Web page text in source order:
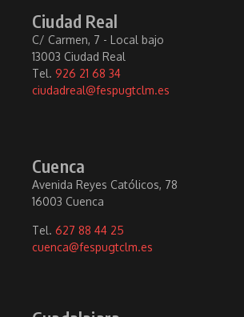
Ciudad Real
C/ Carmen, 7 - Local bajo
13003 Ciudad Real
Tel. 926 21 68 34
ciudadreal@fespugtclm.es
Cuenca
Avenida Reyes Católicos, 78
16003 Cuenca
Tel. 627 88 44 25
cuenca@fespugtclm.es